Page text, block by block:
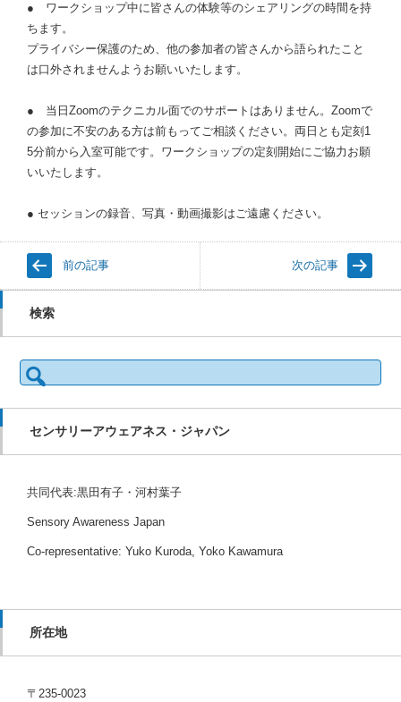
● ワークショップ中に皆さんの体験等のシェアリングの時間を持
ちます。
プライバシー保護のため、他の参加者の皆さんから語られたこと
は口外されませんようお願いいたします。
● 当日Zoomのテクニカル面でのサポートはありません。Zoomで
の参加に不安のある方は前もってご相談ください。両日とも定刻1
5分前から入室可能です。ワークショップの定刻開始にご協力お願
いいたします。
● セッションの録音、写真・動画撮影はご遠慮ください。
前の記事 次の記事
検索
検
索:
センサリーアウェアネス・ジャパン
共同代表:黒田有子・河村葉子
Sensory Awareness Japan
Co-representative: Yuko Kuroda, Yoko Kawamura
所在地
〒235-0023